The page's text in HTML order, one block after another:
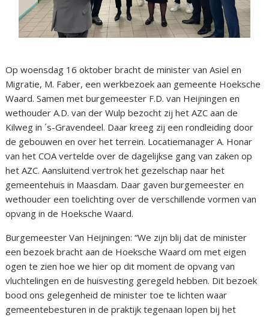
Op woensdag 16 oktober bracht de minister van Asiel en
Migratie, M. Faber, een werkbezoek aan gemeente Hoeksche
Waard. Samen met burgemeester F.D. van Heijningen en
wethouder A.D. van der Wulp bezocht zij het AZC aan de
Kilweg in ´s-Gravendeel. Daar kreeg zij een rondleiding door
de gebouwen en over het terrein. Locatiemanager A. Honar
van het COA vertelde over de dagelijkse gang van zaken op
het AZC. Aansluitend vertrok het gezelschap naar het
gemeentehuis in Maasdam. Daar gaven burgemeester en
wethouder een toelichting over de verschillende vormen van
opvang in de Hoeksche Waard.
Burgemeester Van Heijningen: “We zijn blij dat de minister
een bezoek bracht aan de Hoeksche Waard om met eigen
ogen te zien hoe we hier op dit moment de opvang van
vluchtelingen en de huisvesting geregeld hebben. Dit bezoek
bood ons gelegenheid de minister toe te lichten waar
gemeentebesturen in de praktijk tegenaan lopen bij het